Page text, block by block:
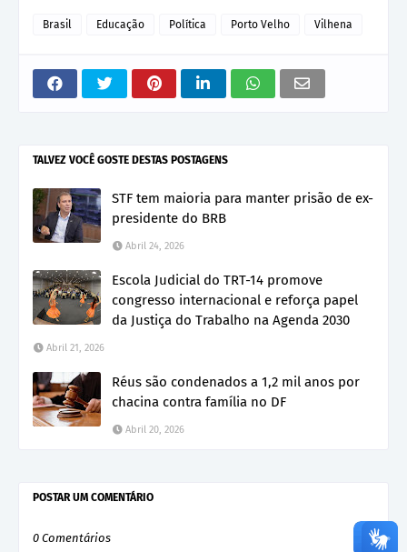
Brasil Educação Política Porto Velho Vilhena
TALVEZ VOCÊ GOSTE DESTAS POSTAGENS
STF tem maioria para manter prisão de ex-
presidente do BRB
Abril 24, 2026
Escola Judicial do TRT-14 promove
congresso internacional e reforça papel
da Justiça do Trabalho na Agenda 2030
Abril 21, 2026
Réus são condenados a 1,2 mil anos por
chacina contra família no DF
Abril 20, 2026
POSTAR UM COMENTÁRIO
0 Comentários